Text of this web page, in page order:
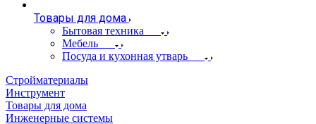
Товары для дома
Бытовая техника
Мебель
Посуда и кухонная утварь
Стройматериалы
Инструмент
Товары для дома
Инженерные системы